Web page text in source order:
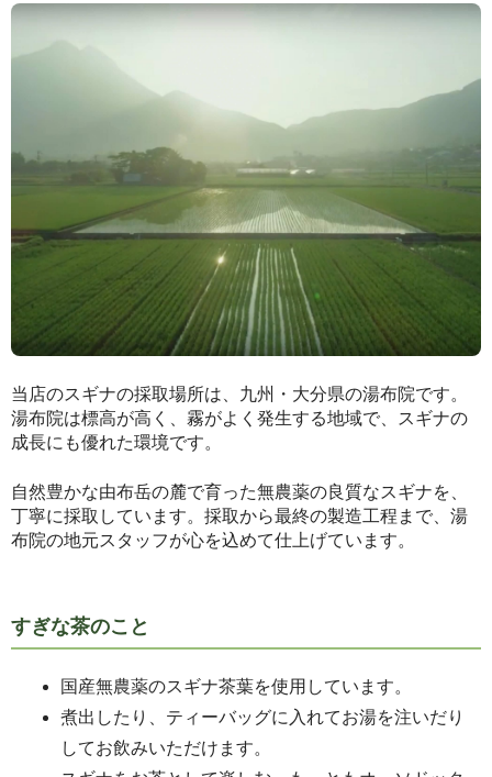
当店のスギナの採取場所は、九州・大分県の湯布院です。
湯布院は標高が高く、霧がよく発生する地域で、スギナの
成長にも優れた環境です。
自然豊かな由布岳の麓で育った無農薬の良質なスギナを、
丁寧に採取しています。採取から最終の製造工程まで、湯
布院の地元スタッフが心を込めて仕上げています。
すぎな茶のこと
国産無農薬のスギナ茶葉を使用しています。
煮出したり、ティーバッグに入れてお湯を注いだり
してお飲みいただけます。